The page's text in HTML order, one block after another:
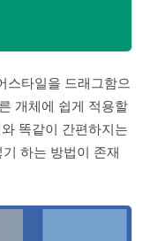
스타일을 드래그함으
개체에 쉽게 적용할
똑같이 간편하지는
하는 방법이 존재